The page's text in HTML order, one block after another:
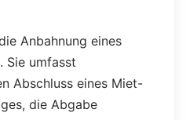
Anbahnung eines
Sie umfasst
Abschluss eines Miet-
die Abgabe